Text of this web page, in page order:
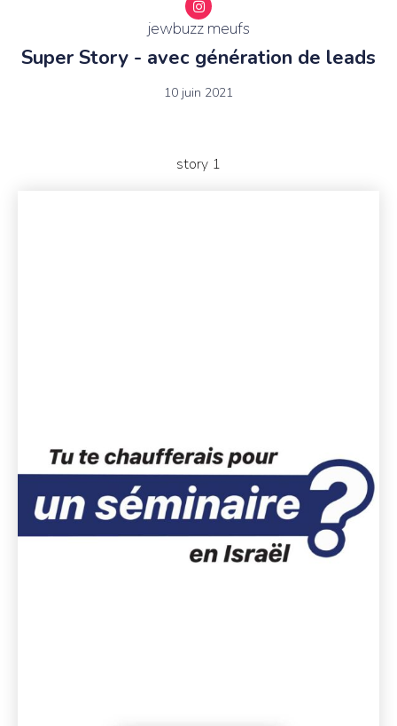
jewbuzz meufs
Super Story - avec génération de leads
10 juin 2021
story 1